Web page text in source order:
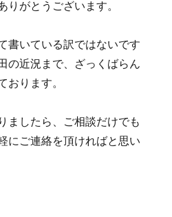
りがとうございます。
書いている訳ではないです
の近況まで、ざっくばらん
おります。
ましたら、ご相談だけでも
にご連絡を頂ければと思い